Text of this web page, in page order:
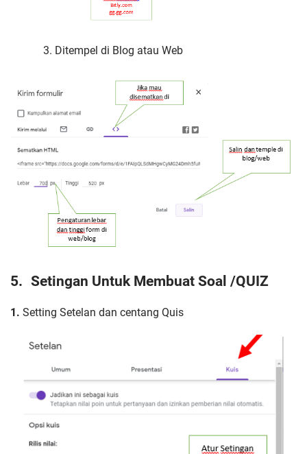
3. Ditempel di Blog atau Web
5. Setingan Untuk Membuat Soal /QUIZ
1. Setting Setelan dan centang Quis